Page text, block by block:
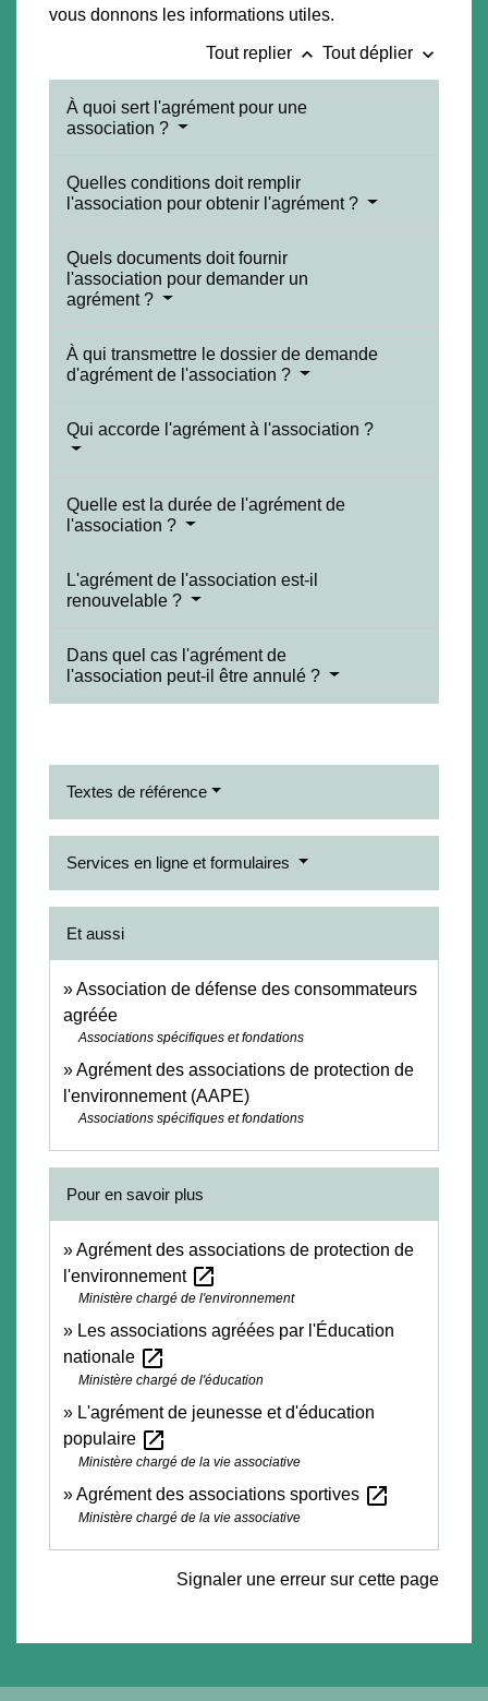
vous donnons les informations utiles.
Tout replier keyboard_arrow_up Tout déplier keyboard_arrow_down
À quoi sert l'agrément pour une
association ?
Quelles conditions doit remplir
l'association pour obtenir l'agrément ?
Quels documents doit fournir
l'association pour demander un
agrément ?
À qui transmettre le dossier de demande
d'agrément de l'association ?
Qui accorde l'agrément à l'association ?
Quelle est la durée de l'agrément de
l'association ?
L'agrément de l'association est-il
renouvelable ?
Dans quel cas l'agrément de
l'association peut-il être annulé ?
Textes de référence
Services en ligne et formulaires
Et aussi
Association de défense des consommateurs
agréée
Associations spécifiques et fondations
Agrément des associations de protection de
l'environnement (AAPE)
Associations spécifiques et fondations
Pour en savoir plus
Agrément des associations de protection de
l'environnement open_in_new
Ministère chargé de l'environnement
Les associations agréées par l'Éducation
nationale open_in_new
Ministère chargé de l'éducation
L'agrément de jeunesse et d'éducation
populaire open_in_new
Ministère chargé de la vie associative
Agrément des associations sportives open_in_new
Ministère chargé de la vie associative
Signaler une erreur sur cette page